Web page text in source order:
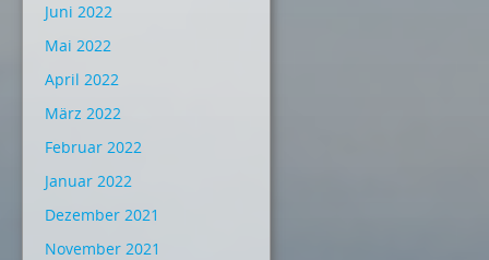
Juni 2022
Mai 2022
April 2022
März 2022
Februar 2022
Januar 2022
Dezember 2021
November 2021